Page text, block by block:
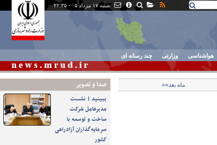
شنبه ۱۷ مرداد ۰۵ - ۲۲:۳۵
هواشناسی وزارتی چند رسانه ای
صدا و تصوير
ببینید | نشست
مدیرعامل شرکت
ساخت و توسعه با
سرمایه‌گذاران آزادراهی
کشور
ماه بعد»»